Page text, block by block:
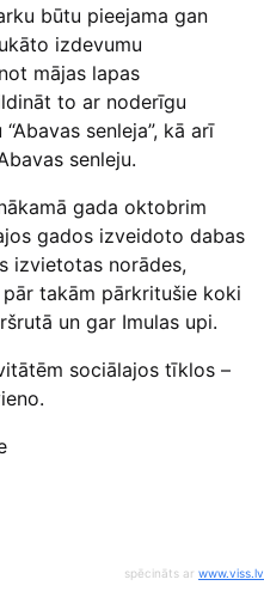
būtu pieejama gan
izdevumu
mājas lapas
to ar noderīgu
senleja”, kā arī
senleju.
gada oktobrim
gados izveidoto dabas
izvietotas norādes,
takām pārkritušie koki
un gar Imulas upi.
sociālajos tīklos –
spēcināts ar www.viss.lv